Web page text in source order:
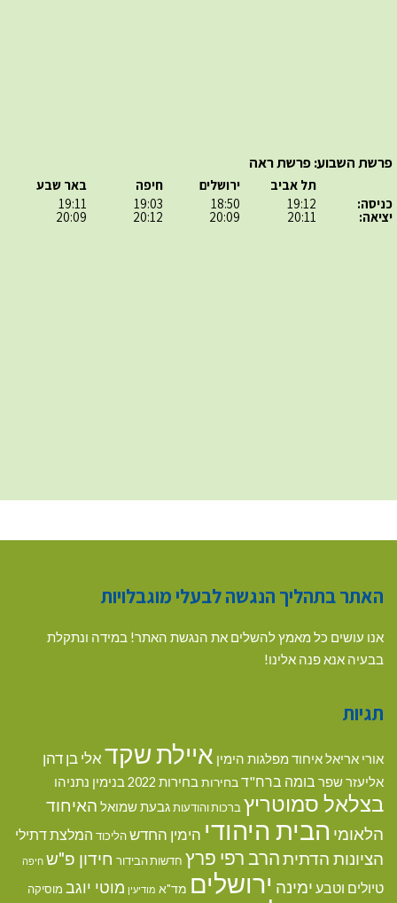
פרשת השבוע: פרשת ראה
כניסה:
יציאה:
תל אביב
19:12
20:11
ירושלים
18:50
20:09
חיפה
19:03
20:12
באר שבע
19:11
20:09
האתר בתהליך הנגשה לבעלי מוגבלויות
אנו עושים כל מאמץ להשלים את הנגשת האתר! במידה ונתקלת
בבעיה אנא פנה אלינו!
תגיות
אורי אריאלאיחוד מפלגות הימין איילת שקדאלי בן דהן
אליעזר שפר בומה ברח"דבחירות בחירות 2022 בנימין נתניהו
בצלאל סמוטריץברכות והודעותגבעת שמואל האיחוד
הלאומי הבית היהודי הימין החדשהליכוד המלצת דתילי
הציונות הדתיתהרב רפי פרץ חדשות הבידור חידון פ"ש חיפה
טיולים וטבע ימינה ירושלים מד"א מודיעין מוטי יוגב מוסיקה